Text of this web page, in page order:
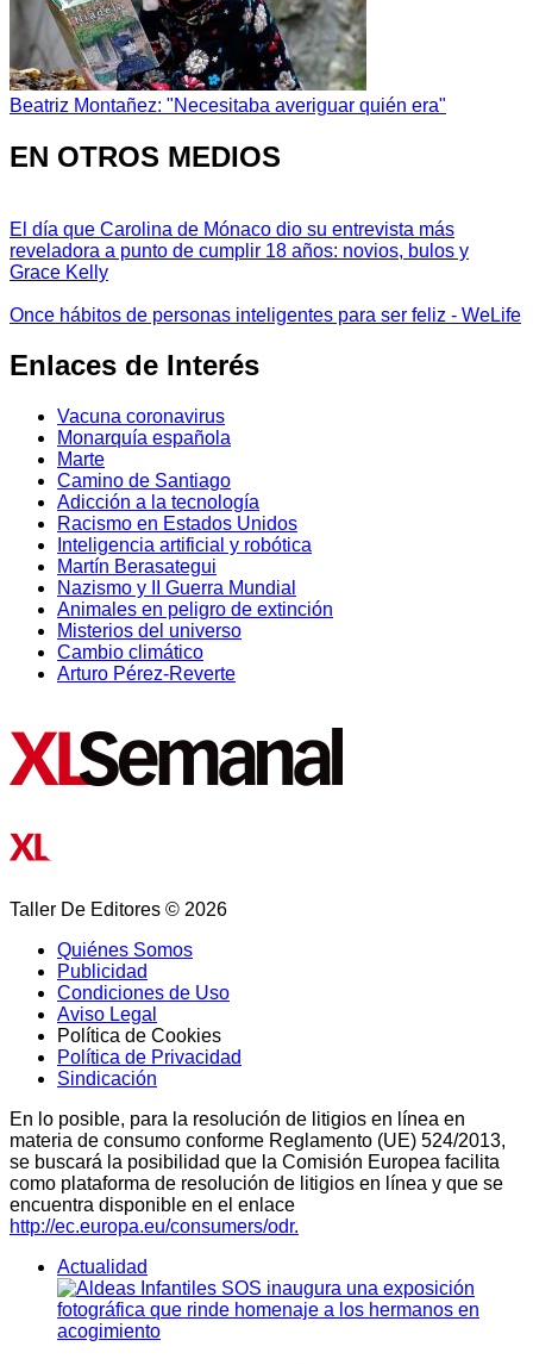
Beatriz Montañez: "Necesitaba averiguar quién era"
EN OTROS MEDIOS
El día que Carolina de Mónaco dio su entrevista más
reveladora a punto de cumplir 18 años: novios, bulos y
Grace Kelly
Once hábitos de personas inteligentes para ser feliz - WeLife
Enlaces de Interés
Vacuna coronavirus
Monarquía española
Marte
Camino de Santiago
Adicción a la tecnología
Racismo en Estados Unidos
Inteligencia artificial y robótica
Martín Berasategui
Nazismo y II Guerra Mundial
Animales en peligro de extinción
Misterios del universo
Cambio climático
Arturo Pérez-Reverte
Taller De Editores © 2026
Quiénes Somos
Publicidad
Condiciones de Uso
Aviso Legal
Política de Cookies
Política de Privacidad
Sindicación
En lo posible, para la resolución de litigios en línea en
materia de consumo conforme Reglamento (UE) 524/2013,
se buscará la posibilidad que la Comisión Europea facilita
como plataforma de resolución de litigios en línea y que se
encuentra disponible en el enlace
http://ec.europa.eu/consumers/odr.
Actualidad